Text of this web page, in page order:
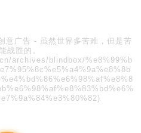
意广告 - 虽然世界多苦难，但是苦
战胜的。
archives/blindbox/%e8%99%b